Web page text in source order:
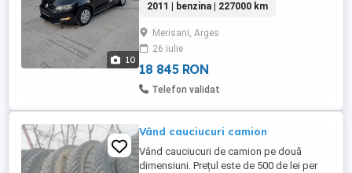
10
Servodirecție asistata electric, Airbaguri,
Computer bord, Aer condiționat, Oglinzi
electrice cu încălzire, Proiectoare ceata, 4
geamuri electrice, Volan piele, Anvelope
r14 dor 2023 ...
2011 | benzina | 227000 km
Merisani, Arges
26 iulie
18 845 RON
Telefon validat
Vând cauciucuri camion
Vând cauciucuri de camion pe două
dimensiuni. Prețul este de 500 de lei per